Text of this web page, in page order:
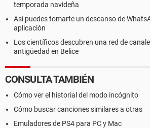
temporada navideña
Así puedes tomarte un descanso de
aplicación
Los científicos descubren una red de
antigüedad en Belice
CONSULTA TAMBIÉN
Cómo ver el historial del modo incógnito
Cómo buscar canciones similares a otras
Emuladores de PS4 para PC y Mac